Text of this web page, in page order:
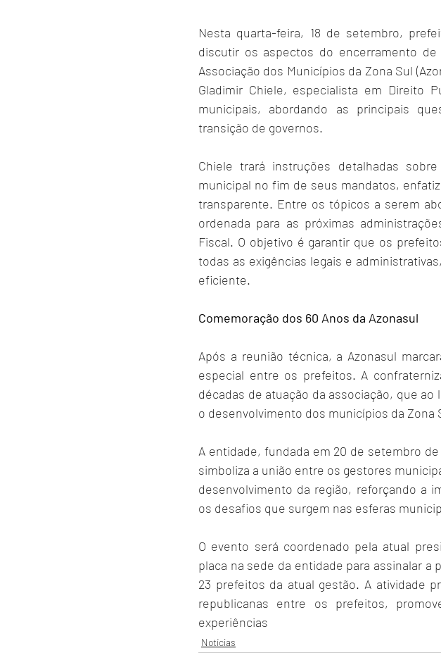
Nesta quarta-feira, 18 de setembro,
discutir os aspectos do encerramento
Associação dos Municípios da Zona Sul
Gladimir Chiele, especialista em Direito
municipais, abordando as principais
transição de governos.
Chiele trará instruções detalhadas
municipal no fim de seus mandatos,
transparente. Entre os tópicos a serem
ordenada para as próximas
Fiscal. O objetivo é garantir que os
todas as exigências legais e
eficiente.
Comemoração dos 60 Anos da Azonasul
Após a reunião técnica, a Azonasul
especial entre os prefeitos. A
décadas de atuação da associação, que
o desenvolvimento dos municípios da Zona
A entidade, fundada em 20 de setembro
simboliza a união entre os gestores
desenvolvimento da região, reforçando a
os desafios que surgem nas esferas
O evento será coordenado pela atual
placa na sede da entidade para assinalar
23 prefeitos da atual gestão. A atividade
republicanas entre os prefeitos,
experiências
Notícias